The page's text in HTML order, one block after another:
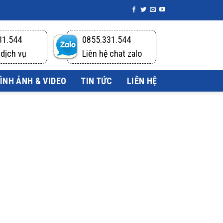
vụ
0855.331.544
Liên hệ chat zalo
ẢNH & VIDEO TIN TỨC LIÊN HỆ